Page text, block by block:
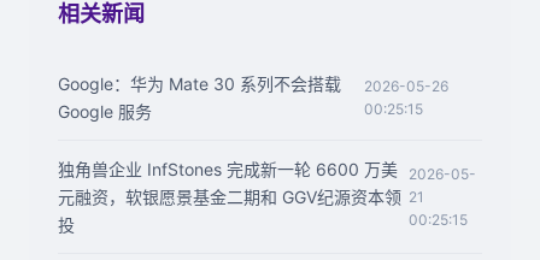
相关新闻
Google：华为 Mate 30 系列不会搭载
Google 服务
2026-05-26
00:25:15
独角兽企业 InfStones 完成新一轮 6600 万美
元融资，软银愿景基金二期和 GGV纪源资本领
投
2026-05-
21
00:25:15